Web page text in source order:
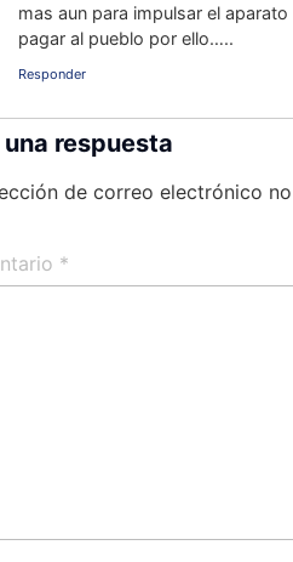
mas aun para impulsar el
pagar al pueblo por ello…..
Responder
una respuesta
de correo electrónico
*